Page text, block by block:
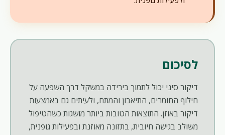
לסיכום
דיקור סיני יכול לתמוך בירידה במשקל דרך השפעה על
חילוף החומרים, התיאבון והמתח, ולעיתים גם באמצעות
דיקור באוזן. התוצאות הטובות ביותר מושגות כשהטיפול
משולב בגישה חיובית, בתזונה מאוזנת ובפעילות גופנית,